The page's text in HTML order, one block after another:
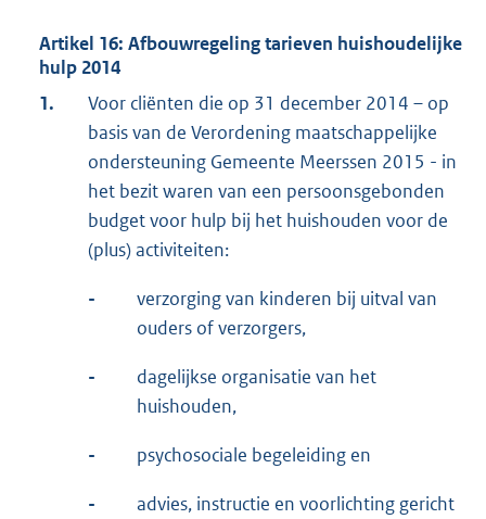
Artikel 16: Afbouwregeling tarieven huishoudelijke
hulp 2014
1.
Voor cliënten die op 31 december 2014 – op
basis van de Verordening maatschappelijke
ondersteuning Gemeente Meerssen 2015 - in
het bezit waren van een persoonsgebonden
budget voor hulp bij het huishouden voor de
(plus) activiteiten:
-
verzorging van kinderen bij uitval van
ouders of verzorgers,
-
dagelijkse organisatie van het
huishouden,
- psychosociale begeleiding en
-
advies, instructie en voorlichting gericht